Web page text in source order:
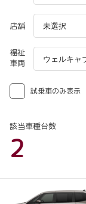
店舗
福祉
車両
試乗車のみ表示
該当車種台数
2